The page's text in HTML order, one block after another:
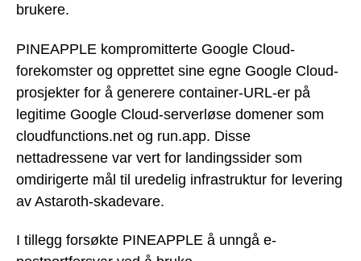
brukere.
PINEAPPLE kompromitterte Google Cloud-
forekomster og opprettet sine egne Google Cloud-
prosjekter for å generere container-URL-er på
legitime Google Cloud-serverløse domener som
cloudfunctions.net og run.app. Disse
nettadressene var vert for landingssider som
omdirigerte mål til uredelig infrastruktur for levering
av Astaroth-skadevare.
I tillegg forsøkte PINEAPPLE å unngå e-